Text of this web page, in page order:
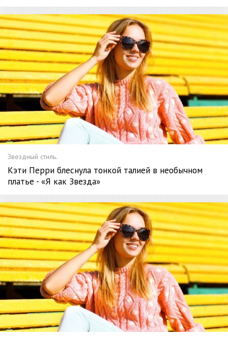
Звездный стиль.
Кэти Перри блеснула тонкой талией в необычном
платье - «Я как Звезда»